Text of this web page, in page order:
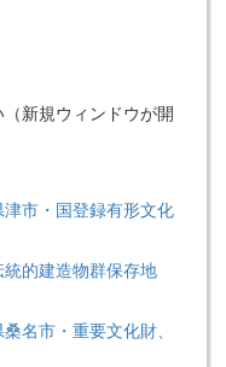
新規ウィンドウが開
市・国登録有形文化
的建造物群保存地
名市・重要文化財、